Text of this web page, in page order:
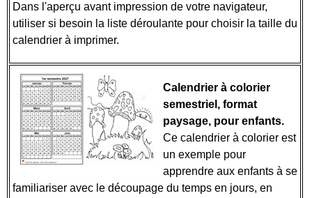
Dans l'aperçu avant impression de votre navigateur,
utiliser si besoin la liste déroulante pour choisir la taille du
calendrier à imprimer.
Calendrier à colorier
semestriel, format
paysage, pour enfants.
Ce calendrier à colorier est
un exemple pour
apprendre aux enfants à se
familiariser avec le découpage du temps en jours, en